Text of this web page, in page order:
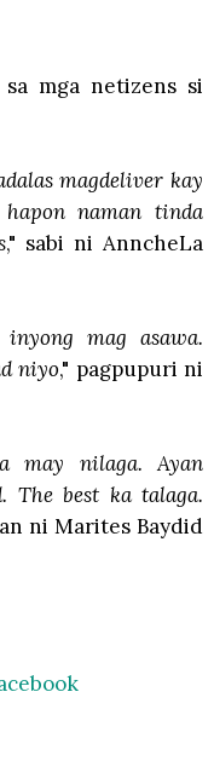
mga netizens si
magdeliver kay
naman tinda
," sabi ni AnncheLa
mag asawa.
niyo," pagpupuri ni
may nilaga. Ayan
The best ka talaga.
ni Marites Baydid